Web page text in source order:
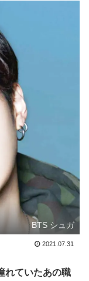
BTS シュガ
2021.07.31
れていたあの職